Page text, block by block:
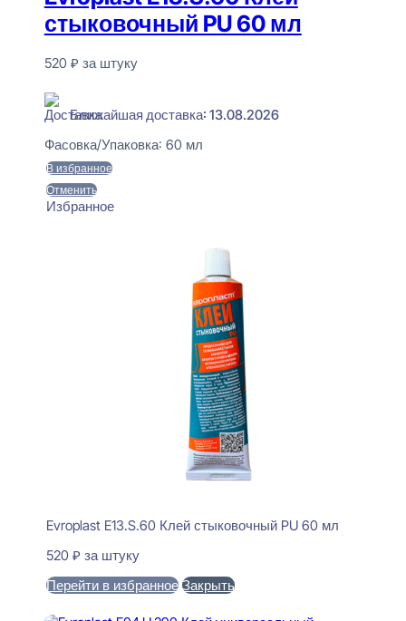
стыковочный PU 60 мл
520 ₽ за штуку
Ближайшая доставка: 13.08.2026
Фасовка/Упаковка: 60 мл
В избранное
Отменить
Избранное
Evroplast E13.S.60 Клей стыковочный PU 60 мл
520 ₽ за штуку
Перейти в избранное Закрыть